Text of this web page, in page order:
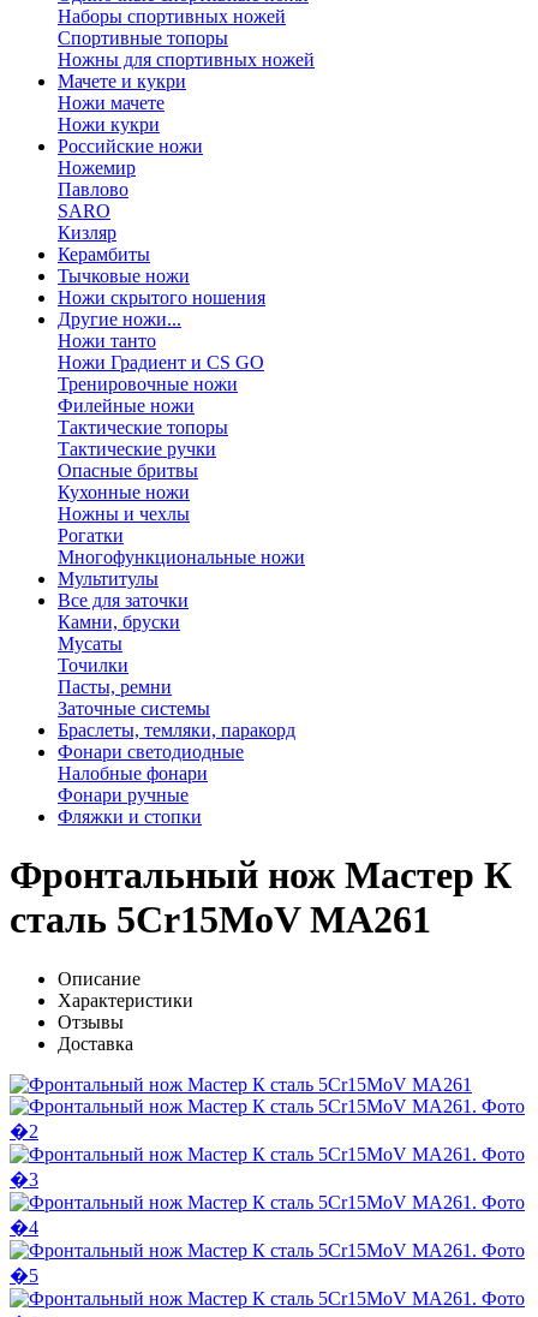
Наборы спортивных ножей
Спортивные топоры
Ножны для спортивных ножей
Мачете и кукри
Ножи мачете
Ножи кукри
Российские ножи
Ножемир
Павлово
SARO
Кизляр
Керамбиты
Тычковые ножи
Ножи скрытого ношения
Другие ножи...
Ножи танто
Ножи Градиент и CS GO
Тренировочные ножи
Филейные ножи
Тактические топоры
Тактические ручки
Опасные бритвы
Кухонные ножи
Ножны и чехлы
Рогатки
Многофункциональные ножи
Мультитулы
Все для заточки
Камни, бруски
Мусаты
Точилки
Пасты, ремни
Заточные системы
Браслеты, темляки, паракорд
Фонари светодиодные
Налобные фонари
Фонари ручные
Фляжки и стопки
Фронтальный нож Мастер К
сталь 5Cr15MoV MA261
Описание
Характеристики
Отзывы
Доставка